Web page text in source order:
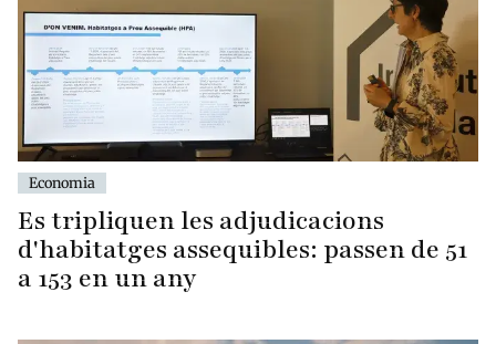
Economia
Es tripliquen les adjudicacions
d'habitatges assequibles: passen de 51
a 153 en un any